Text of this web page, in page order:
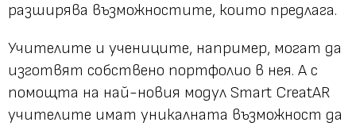
разширява възможностите, които предлага.
Учителите и учениците, например, могат да
изготвят собствено портфолио в нея. А с
помощта на най-новия модул Smart CreatAR
учителите имат уникалната възможност да